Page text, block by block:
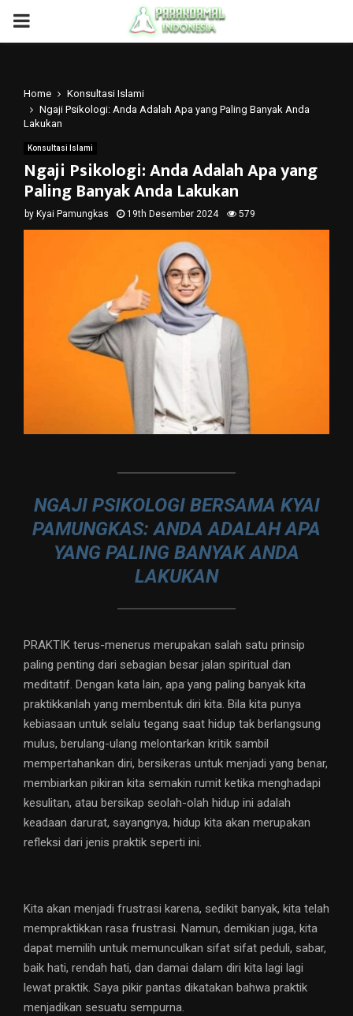
PRIMARY
Home
Konsultasi Islami
Ngaji Psikologi: Anda Adalah Apa yang Paling Banyak Anda
Lakukan
Konsultasi Islami
Ngaji Psikologi: Anda Adalah Apa yang
Paling Banyak Anda Lakukan
by Kyai Pamungkas 19th Desember 2024 579
NGAJI PSIKOLOGI BERSAMA KYAI
PAMUNGKAS: ANDA ADALAH APA
YANG PALING BANYAK ANDA
LAKUKAN
PRAKTIK terus-menerus merupakan salah satu prinsip
paling penting dari sebagian besar jalan spiritual dan
meditatif. Dengan kata lain, apa yang paling banyak kita
praktikkanlah yang membentuk diri kita. Bila kita punya
kebiasaan untuk selalu tegang saat hidup tak berlangsung
mulus, berulang-ulang melontarkan kritik sambil
mempertahankan diri, bersikeras untuk menjadi yang benar,
membiarkan pikiran kita semakin rumit ketika menghadapi
kesulitan, atau bersikap seolah-olah hidup ini adalah
keadaan darurat, sayangnya, hidup kita akan merupakan
refleksi dari jenis praktik seperti ini.
Kita akan menjadi frustrasi karena, sedikit banyak, kita telah
mempraktikkan rasa frustrasi. Namun, demikian juga, kita
dapat memilih untuk memunculkan sifat sifat peduli, sabar,
baik hati, rendah hati, dan damai dalam diri kita lagi lagi
lewat praktik. Saya pikir pantas dikatakan bahwa praktik
menjadikan sesuatu sempurna.